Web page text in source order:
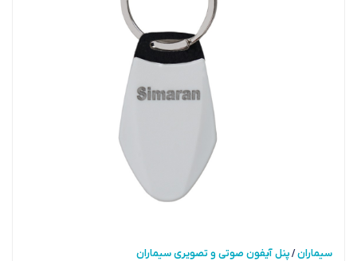
سیماران/پنل آیفون صوتی و تصویری سیماران